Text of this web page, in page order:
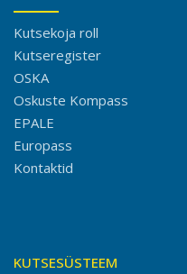
Kutsekoja roll
Kutseregister
OSKA
Oskuste Kompass
EPALE
Europass
Kontaktid
KUTSESÜSTEEM